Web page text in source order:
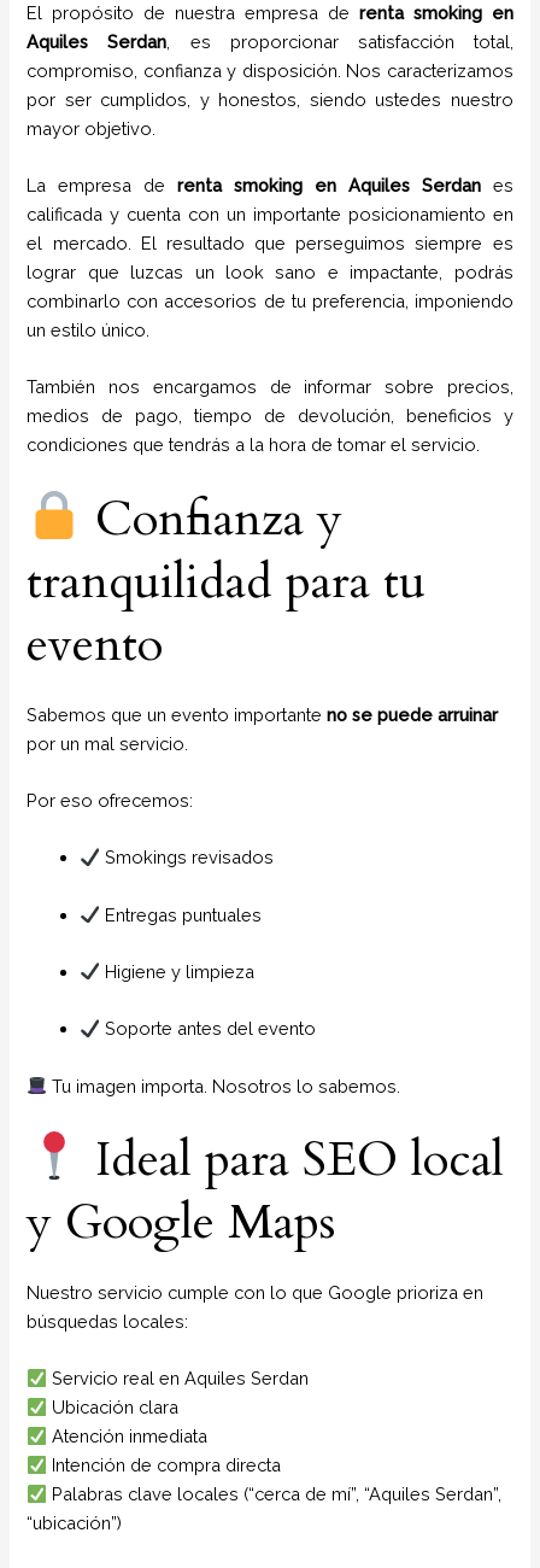
El propósito de nuestra empresa de renta smoking en
Aquiles Serdan , es proporcionar satisfacción total,
compromiso, confianza y disposición. Nos caracterizamos
por ser cumplidos, y honestos, siendo ustedes nuestro
mayor objetivo.
La empresa derenta smoking en Aquiles Serdan
es
calificada y cuenta con un importante posicionamiento en
el mercado. El resultado que perseguimos siempre es
lograr que luzcas un look sano e impactante, podrás
combinarlo con accesorios de tu preferencia, imponiendo
un estilo único.
También nos encargamos de informar sobre precios,
medios de pago, tiempo de devolución, beneficios y
condiciones que tendrás a la hora de tomar el servicio.
Confianza y
tranquilidad para tu
evento
Sabemos que un evento importanteno se puede arruinar
por un mal servicio.
Por eso ofrecemos:
Smokings revisados
Entregas puntuales
Higiene y limpieza
Soporte antes del evento
Tu imagen importa. Nosotros lo sabemos.
Ideal para SEO local
y Google Maps
Nuestro servicio cumple con lo que Google prioriza en
búsquedas locales:
Servicio real en Aquiles Serdan
Ubicación clara
Atención inmediata
Intención de compra directa
Palabras clave locales (“cerca de mí”, “Aquiles Serdan”,
“ubicación”)